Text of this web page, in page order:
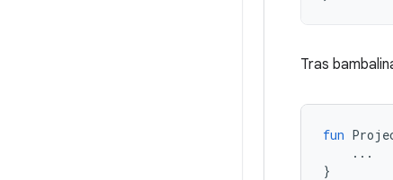
Tras
fun
...
}